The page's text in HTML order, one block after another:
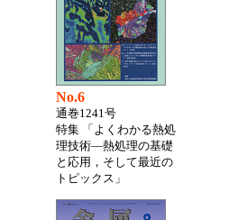
No.6
通巻1241号
特集 「よくわかる熱処
理技術―熱処理の基礎
と応用，そして最近の
トピックス」